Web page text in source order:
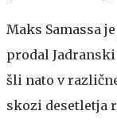
Maks Samassa
prodal
šli nato v
skozi desetletja